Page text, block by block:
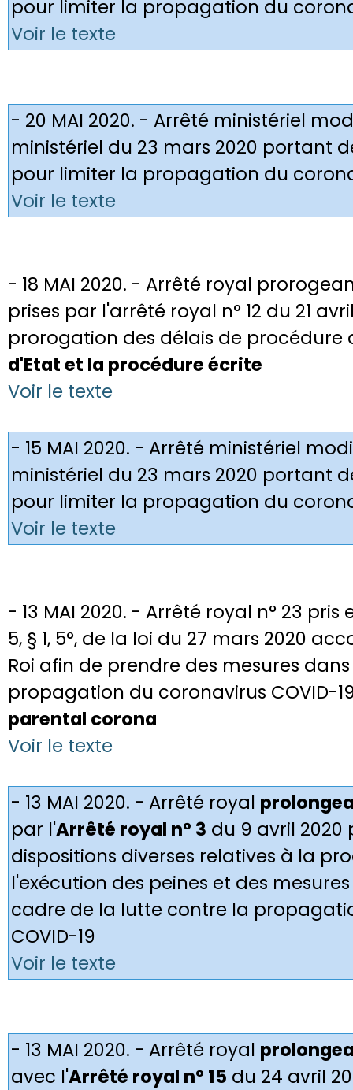
pour limiter la propagation du
Voir le texte
- 20 MAI 2020. - Arrêté ministériel
ministériel du 23 mars 2020 portant
pour limiter la propagation du
Voir le texte
- 18 MAI 2020. - Arrêté royal
prises par l'arrêté royal n° 12 du 21
prorogation des délais de
d'Etat et la procédure écrite
Voir le texte
- 15 MAI 2020. - Arrêté ministériel
ministériel du 23 mars 2020 portant
pour limiter la propagation du
Voir le texte
- 13 MAI 2020. - Arrêté royal n° 23
5, § 1, 5°, de la loi du 27 mars 2020
Roi afin de prendre des mesures
propagation du coronavirus COVID-
parental corona
Voir le texte
- 13 MAI 2020. - Arrêté royal
par l'Arrêté royal n° 3 du 9 avril
dispositions diverses relatives à la
l'exécution des peines et des
cadre de la lutte contre la
COVID-19
Voir le texte
- 13 MAI 2020. - Arrêté royal
avec l'Arrêté royal n° 15 du 24 avril